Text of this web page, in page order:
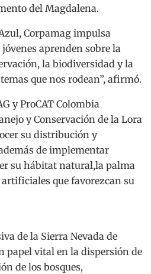
del Magdalena.
Corpamag impulsa
aprenden sobre la
la biodiversidad y la
que nos rodean”, afirmó.
y ProCAT Colombia
y Conservación de la Lora
su distribución y
de implementar
su hábitat natural,la palma
que favorezcan su
de la Sierra Nevada de
papel vital en la dispersión de
de los bosques,